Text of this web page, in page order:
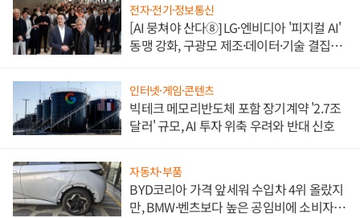
전자·전기·정보통신
[AI 뭉쳐야 산다⑧] LG·엔비디아 '피지컬 AI'
동맹 강화, 구광모 제조·데이터·기술 결집
인터넷·게임·콘텐츠
빅테크 메모리반도체 포함 장기계약 '2.7조
달러' 규모, AI 투자 위축 우려와 반대 신호
자동차·부품
BYD코리아 가격 앞세워 수입차 4위 올랐지
만, BMW·벤츠보다 높은 공임비에 소비자